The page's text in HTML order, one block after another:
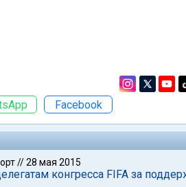
Facebook
//28 мая 2015
конгресса FIFA за